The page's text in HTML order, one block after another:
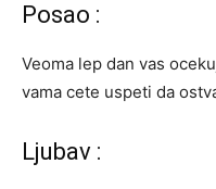
Posao :
Veoma lep dan vas
vama cete uspeti da
Ljubav :